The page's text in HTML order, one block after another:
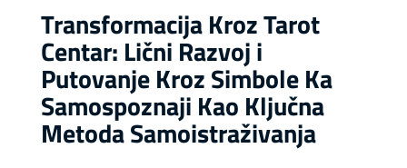
Transformacija Kroz Tarot
Centar: Lični Razvoj i
Putovanje Kroz Simbole Ka
Samospoznaji Kao Ključna
Metoda Samoistraživanja